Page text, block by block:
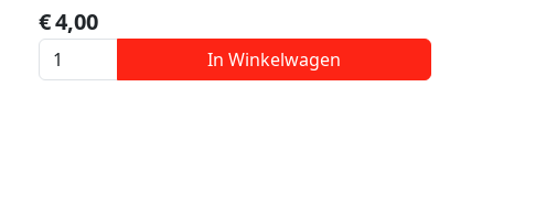
€4,00
In Winkelwagen